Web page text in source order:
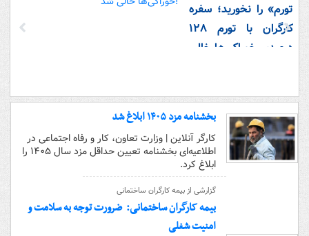
تورم» را نخورید؛ سفره
کارگران با تورم ۱۲۸
درصدی خوراکی‌ها خالی
بخشنامه مزد ۱۴۰۵ ابلاغ شد
کارگر آنلاین | وزارت تعاون، کار و رفاه اجتماعی در
اطلاعیه‌ای بخشنامه تعیین حداقل مزد سال ۱۴۰۵ را
ابلاغ کرد.
گزارشی از بیمه کارگران ساختمانی
بیمه کارگران ساختمانی: ضرورت توجه به سلامت و
امنیت شغلی